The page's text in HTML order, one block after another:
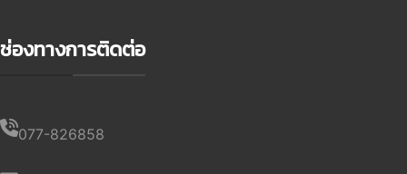
ช่องทางการติดต่อ
077-826858